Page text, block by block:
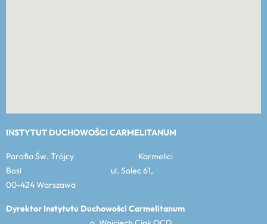
INSTYTUT DUCHOWOŚCI CARMELITANUM
Parafia Św. Trójcy Karmelici
Bosi ul. Solec 61,
00-424 Warszawa
Dyrektor Instytutu Duchowości Carmelitanum